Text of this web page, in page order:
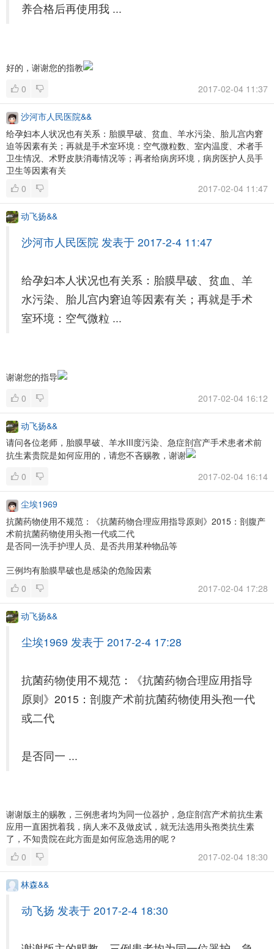
养合格后再使用我 ...
好的，谢谢您的指教
0
2017-02-04 11:37
沙河市人民医院&&
给孕妇本人状况也有关系：胎膜早破、贫血、羊水污染、胎儿宫内窘
迫等因素有关；再就是手术室环境：空气微粒数、室内温度、术者手
卫生情况、术野皮肤消毒情况等；再者给病房环境，病房医护人员手
卫生等因素有关
0
2017-02-04 11:47
动飞扬&&
沙河市人民医院 发表于 2017-2-4 11:47
给孕妇本人状况也有关系：胎膜早破、贫血、羊
水污染、胎儿宫内窘迫等因素有关；再就是手术
室环境：空气微粒 ...
谢谢您的指导
0
2017-02-04 16:12
动飞扬&&
请问各位老师，胎膜早破、羊水III度污染、急症剖宫产手术患者术前
抗生素贵院是如何应用的，请您不吝赐教，谢谢
0
2017-02-04 16:14
尘埃1969
抗菌药物使用不规范：《抗菌药物合理应用指导原则》2015：剖腹产
术前抗菌药物使用头孢一代或二代
是否同一洗手护理人员、是否共用某种物品等
三例均有胎膜早破也是感染的危险因素
0
2017-02-04 17:28
动飞扬&&
尘埃1969 发表于 2017-2-4 17:28
抗菌药物使用不规范：《抗菌药物合理应用指导
原则》2015：剖腹产术前抗菌药物使用头孢一代
或二代
是否同一 ...
谢谢版主的赐教，三例患者均为同一位器护，急症剖宫产术前抗生素
应用一直困扰着我，病人来不及做皮试，就无法选用头孢类抗生素
了，不知贵院在此方面是如何应急选用的呢？
0
2017-02-04 18:30
林森&&
动飞扬 发表于 2017-2-4 18:30